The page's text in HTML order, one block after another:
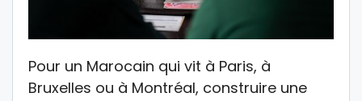
Pour un Marocain qui vit à Paris, à
Bruxelles ou à Montréal, construire une